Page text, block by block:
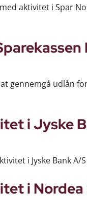
aktivitet i Spar
gennemgå
i Jyske
i Jyske Bank A/S
i